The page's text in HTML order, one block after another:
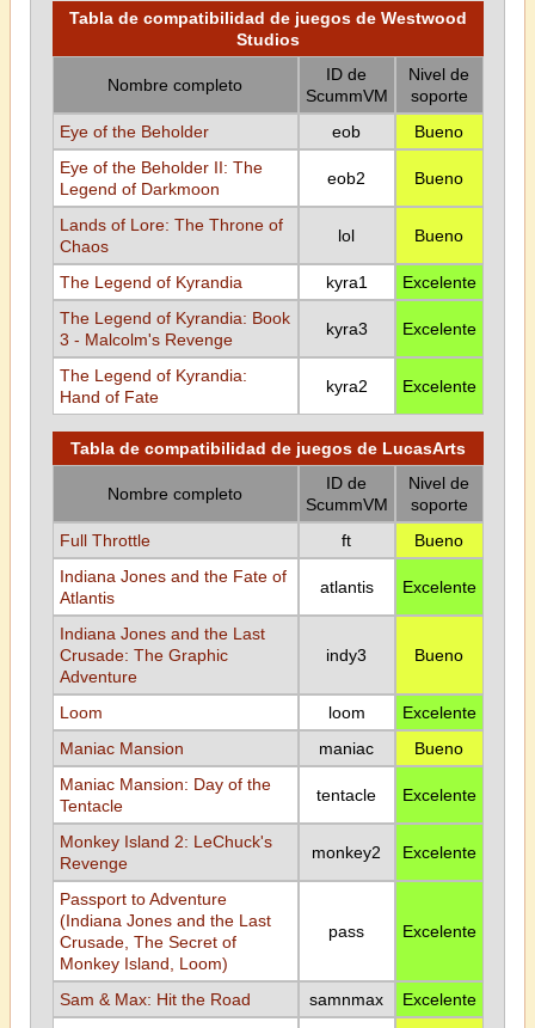
Tabla de compatibilidad de juegos de Westwood
Studios
Nombre completo
ID de
ScummVM
Nivel de
soporte
Eye of the Beholder
eob
Bueno
Eye of the Beholder II: The
Legend of Darkmoon
eob2 Bueno
Lands of Lore: The Throne of
Chaos
lol Bueno
The Legend of Kyrandia kyra1
Excelente
The Legend of Kyrandia: Book
3 - Malcolm's Revenge
kyra3 Excelente
The Legend of Kyrandia:
Hand of Fate
kyra2 Excelente
Tabla de compatibilidad de juegos de LucasArts
Nombre completo
ID de
ScummVM
Nivel de
soporte
Full Throttle
ft
Bueno
Indiana Jones and the Fate of
Atlantis
atlantis Excelente
Indiana Jones and the Last
Crusade: The Graphic
Adventure
indy3 Bueno
Loom loom
Excelente
Maniac Mansion
maniac
Bueno
Maniac Mansion: Day of the
Tentacle
tentacle Excelente
Monkey Island 2: LeChuck's
Revenge
monkey2 Excelente
Passport to Adventure
(Indiana Jones and the Last
Crusade, The Secret of
Monkey Island, Loom)
pass Excelente
Sam & Max: Hit the Road samnmax
Excelente